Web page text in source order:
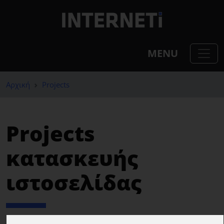
MENU
Αρχική Projects
Projects
κατασκευής
ιστοσελίδας